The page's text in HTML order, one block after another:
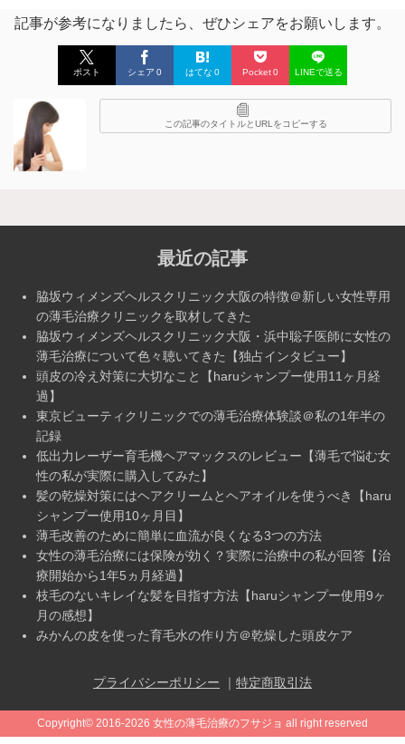
記事が参考になりましたら、ぜひシェアをお願いします。
ポスト シェア 0 はてな 0 Pocket0 LINEで送る
この記事のタイトルとURLをコピーする
最近の記事
脇坂ウィメンズヘルスクリニック大阪の特徴＠新しい女性専用
の薄毛治療クリニックを取材してきた
脇坂ウィメンズヘルスクリニック大阪・浜中聡子医師に女性の
薄毛治療について色々聴いてきた【独占インタビュー】
頭皮の冷え対策に大切なこと【haruシャンプー使用11ヶ月経
過】
東京ビューティクリニックでの薄毛治療体験談＠私の1年半の
記録
低出力レーザー育毛機ヘアマックスのレビュー【薄毛で悩む女
性の私が実際に購入してみた】
髪の乾燥対策にはヘアクリームとヘアオイルを使うべき【haru
シャンプー使用10ヶ月目】
薄毛改善のために簡単に血流が良くなる3つの方法
女性の薄毛治療には保険が効く？実際に治療中の私が回答【治
療開始から1年5ヵ月経過】
枝毛のないキレイな髪を目指す方法【haruシャンプー使用9ヶ
月の感想】
みかんの皮を使った育毛水の作り方＠乾燥した頭皮ケア
プライバシーポリシー ｜ 特定商取引法
Copyright© 2016-2026 女性の薄毛治療のフサジョ all right reserved